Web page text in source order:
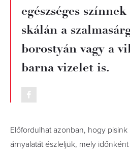
egészséges
skálán a
borostyán vagy a
barna vizelet is.
Előfordulhat azonban, hogy
árnyalatát észleljük, mely